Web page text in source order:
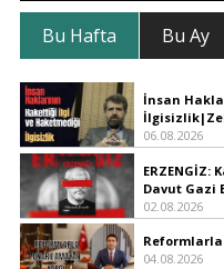
Bu Hafta Bu Ay
İnsan
06.08.2026
ERZENGİZ:
Davut Gazi
02.08.2026
Reformlarla
04.08.2026